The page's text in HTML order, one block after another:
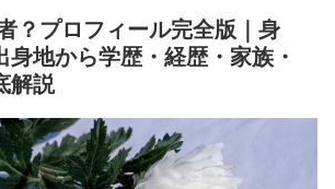
？プロフィール完全版｜身
身地から学歴・経歴・家族・
解説